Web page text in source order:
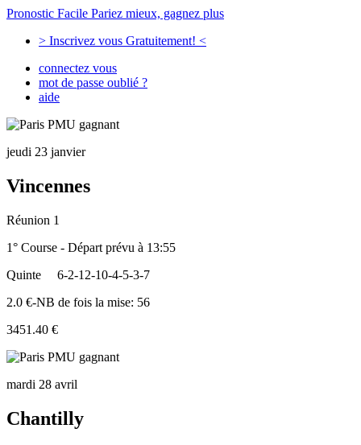
Pronostic Facile Pariez mieux, gagnez plus
> Inscrivez vous Gratuitement! <
connectez vous
mot de passe oublié ?
aide
jeudi 23 janvier
Vincennes
Réunion 1
1° Course - Départ prévu à 13:55
Quinte
6-2-12-10-4-5-3-7
2.0 €-NB de fois la mise: 56
3451.40 €
mardi 28 avril
Chantilly